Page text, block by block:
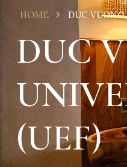
HOME DUC
DUC
(UEF)